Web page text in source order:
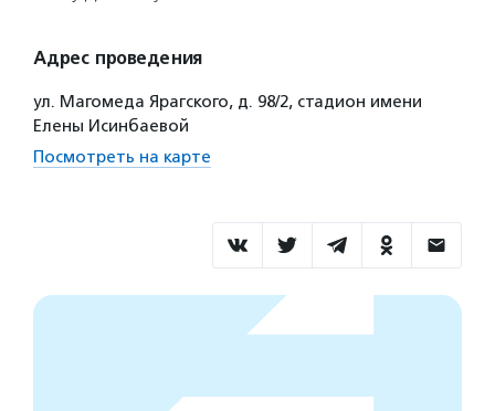
Адрес проведения
ул. Магомеда Ярагского, д. 98/2, стадион имени
Елены Исинбаевой
Посмотреть на карте